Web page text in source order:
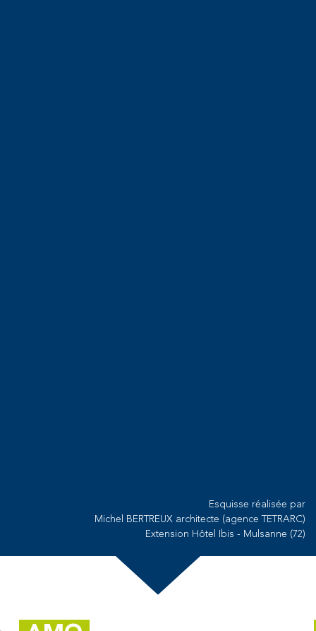
Esquisse réalisée par
Michel BERTREUX architecte (agence TETRARC)
Extension Hôtel Ibis - Mulsanne (72)